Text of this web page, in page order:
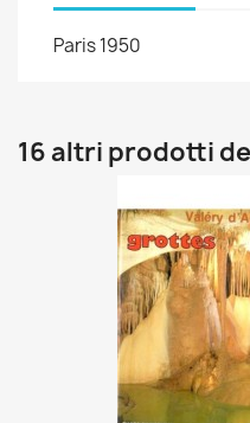
Paris 1950
16 altri prodotti